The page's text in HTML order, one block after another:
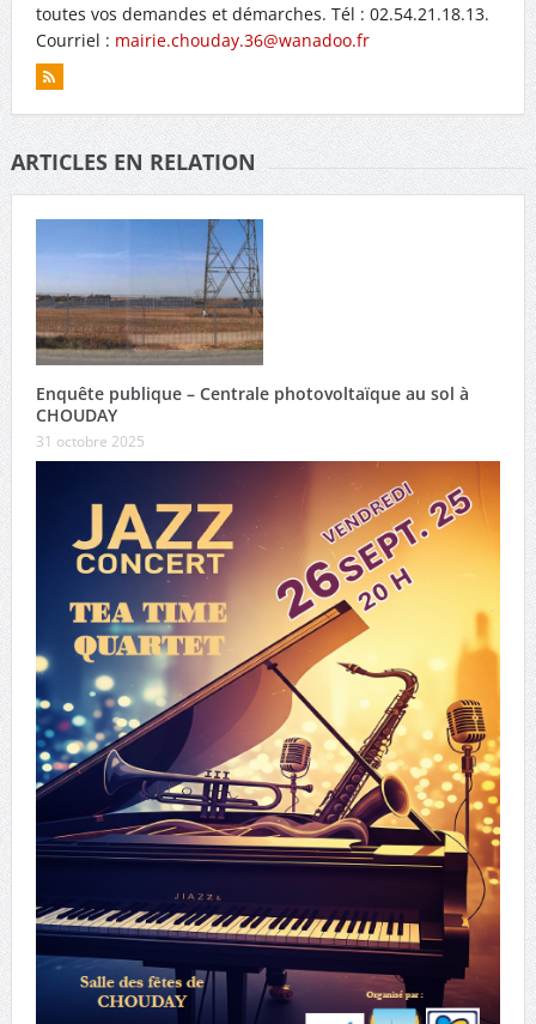
toutes vos demandes et démarches. Tél : 02.54.21.18.13.
Courriel : mairie.chouday.36@wanadoo.fr
ARTICLES EN RELATION
Enquête publique – Centrale photovoltaïque au sol à
CHOUDAY
31 octobre 2025